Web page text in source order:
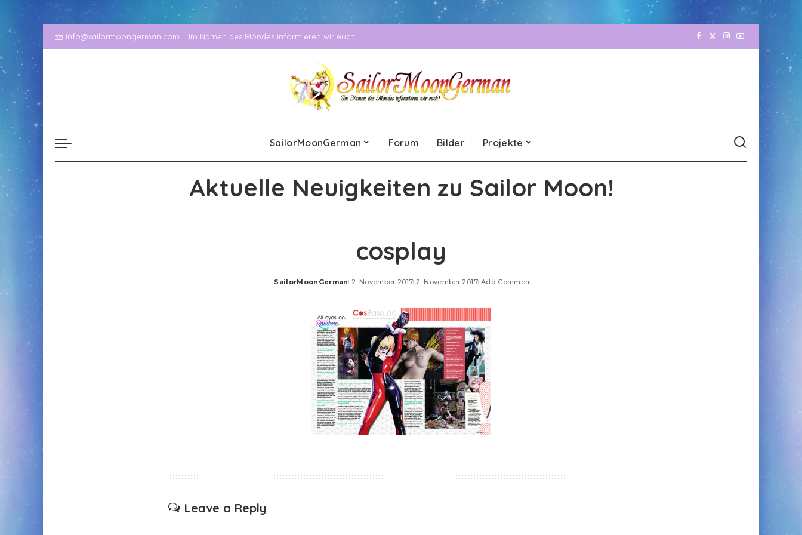
info@sailormoongerman.com Im Namen des Mondes informieren wir euch!
SailorMoonGerman Forum Bilder Projekte
Aktuelle Neuigkeiten zu Sailor Moon!
cosplay
Posted
SailorMoonGerman 2. November 2017 2. November 2017 Add Comment
Leave a Reply